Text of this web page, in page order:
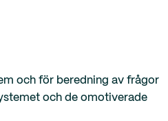
och för beredning av frågor
och de omotiverade